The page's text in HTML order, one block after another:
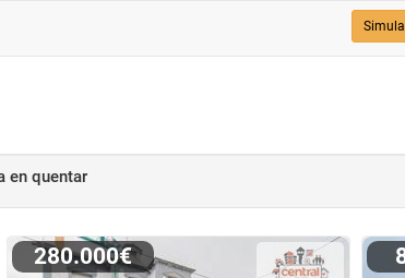
en quentar
280.000€